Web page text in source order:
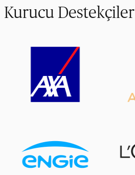
Kurucu Destekçiler